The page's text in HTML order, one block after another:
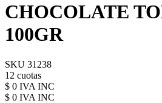
CHOCOLATE
100GR
SKU 31238
12 cuotas
$ 0 IVA INC
$ 0 IVA INC